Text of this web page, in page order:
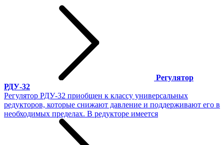
Регулятор
РДУ-32
Регулятор РДУ-32 приобщен к классу универсальных
редукторов, которые снижают давление и поддерживают его в
необходимых пределах. В редукторе имеется